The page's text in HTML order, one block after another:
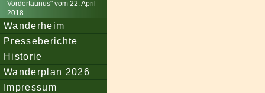
Vordertaunus" vom 22. April
2018
Wanderheim
Presseberichte
Historie
Wanderplan 2026
Impressum